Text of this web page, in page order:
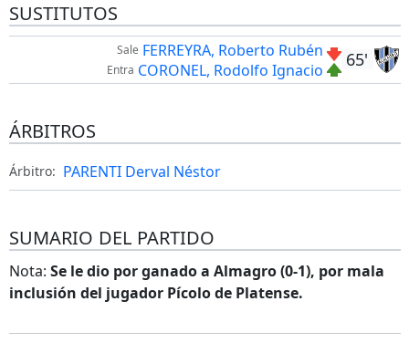
SUSTITUTOS
65'
Sale FERREYRA, Roberto Rubén
Entra CORONEL, Rodolfo Ignacio
ÁRBITROS
Árbitro: PARENTI Derval Néstor
SUMARIO DEL PARTIDO
Nota: Se le dio por ganado a Almagro (0-1), por mala
inclusión del jugador Pícolo de Platense.